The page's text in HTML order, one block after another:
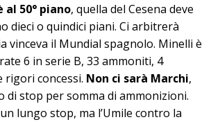
50° piano, quella del Cesena deve
dieci o quindici piani. Ci arbitrerà
vinceva il Mundial spagnolo. Minelli è
6 in serie B, 33 ammoniti, 4
rigori concessi. Non ci sarà Marchi,
stop per somma di ammonizioni.
lungo stop, ma l’Umile contro la